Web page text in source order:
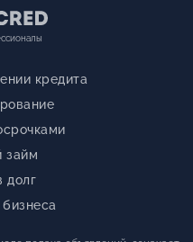
кредита
займ
долг